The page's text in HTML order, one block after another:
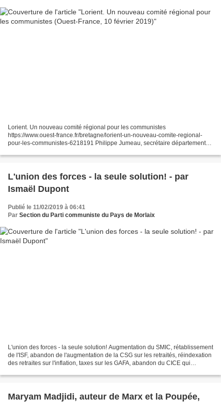
Lorient. Un nouveau comité régional pour les communistes
https://www.ouest-france.fr/bretagne/lorient-un-nouveau-comite-regional-
pour-les-communistes-6218191 Philippe Jumeau, secrétaire départemental
L'union des forces - la seule solution! - par
Ismaël Dupont
Publié le 11/02/2019 à 06:41
Par Section du Parti communiste du Pays de Morlaix
L'union des forces - la seule solution! Augmentation du SMIC, rétablissement
de l'ISF, abandon de l'augmentation de la CSG sur les retraités, réindexation
des retraites sur l'inflation, taxes sur les GAFA, abandon du CICE qui
Maryam Madjidi, auteur de Marx et la Poupée,